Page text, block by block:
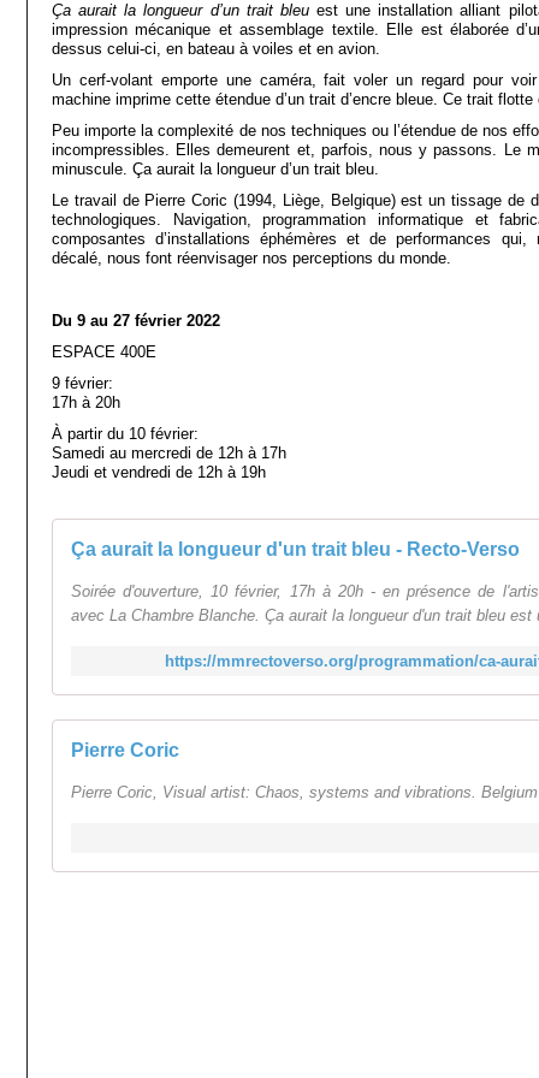
Ça aurait la longueur d’un trait bleuest une installation alliant
impression mécanique et assemblage textile. Elle est élaborée
dessus celui-ci, en bateau à voiles et en avion.
Un cerf-volant emporte une caméra, fait voler un regard pour
machine imprime cette étendue d’un trait d’encre bleue. Ce trait
Peu importe la complexité de nos techniques ou l’étendue de nos
incompressibles. Elles demeurent et, parfois, nous y passons. Le
minuscule. Ça aurait la longueur d’un trait bleu.
Le travail de Pierre Coric (1994, Liège, Belgique) est un tissage de
technologiques. Navigation, programmation informatique et
composantes d’installations éphémères et de performances
décalé, nous font réenvisager nos perceptions du monde.
Du 9 au 27 février 2022
ESPACE 400E
9 février:
17h à 20h
À partir du 10 février:
Samedi au mercredi de 12h à 17h
Jeudi et vendredi de 12h à 19h
Ça aurait la longueur d'un trait bleu - Recto-Verso
Soirée d'ouverture, 10 février, 17h à 20h - en présence de
avec La Chambre Blanche. Ça aurait la longueur d'un trait bleu
https://mmrectoverso.org/programmation/ca-
Pierre Coric
Pierre Coric, Visual artist: Chaos, systems and vibrations.